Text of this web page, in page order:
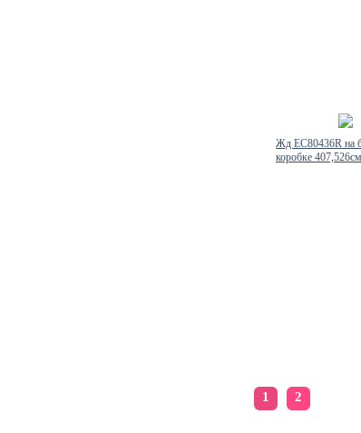
Жд EC80436R на
коробке
1 2